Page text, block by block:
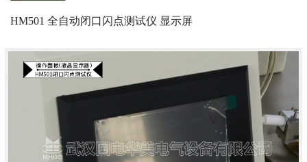
HM501 全自动闭口闪点测试仪 显示屏